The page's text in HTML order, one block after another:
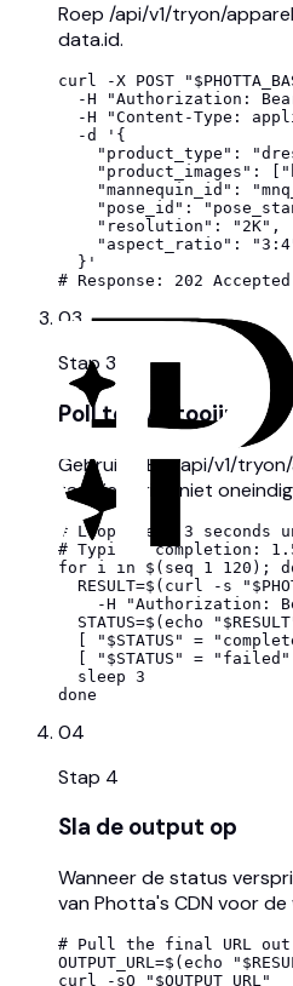
Roep /api/v1/tryon/
data.id.
curl -X POST
-H "Authorization:
-H "Content-Type:
  -d '{
"product_type":
"product_images":
"mannequin_id":
"pose_id":
    "resolution": "2K",
"aspect_ratio":
  }'
# Response: 202
03
Stap 3
Poll tot voltooiing
Gebruik GET /api/v1/
taak je script niet oneindig
# Loop every 3
# Typical completion:
for i in $(seq 1 120);
RESULT=$(curl -s
-H "Authorization:
STATUS=$(echo
[ "$STATUS" =
[ "$STATUS" =
  sleep 3
done
04
Stap 4
Sla de output op
Wanneer de status
van Photta's CDN voor de
# Pull the final URL out
OUTPUT_URL=$(echo
curl -sO "$OUTPUT_URL"